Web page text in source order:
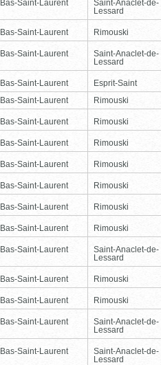
Bas-Saint-Laurent
Saint-Anaclet-de-
Lessard
Bas-Saint-Laurent Rimouski
Bas-Saint-Laurent
Saint-Anaclet-de-
Lessard
Bas-Saint-Laurent
Esprit-Saint
Bas-Saint-Laurent Rimouski
Bas-Saint-Laurent Rimouski
Bas-Saint-Laurent Rimouski
Bas-Saint-Laurent Rimouski
Bas-Saint-Laurent Rimouski
Bas-Saint-Laurent Rimouski
Bas-Saint-Laurent Rimouski
Bas-Saint-Laurent
Saint-Anaclet-de-
Lessard
Bas-Saint-Laurent Rimouski
Bas-Saint-Laurent Rimouski
Bas-Saint-Laurent
Saint-Anaclet-de-
Lessard
Bas-Saint-Laurent
Saint-Anaclet-de-
Lessard